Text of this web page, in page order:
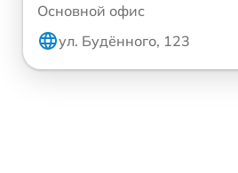
Основной офис
ул. Будённого, 123